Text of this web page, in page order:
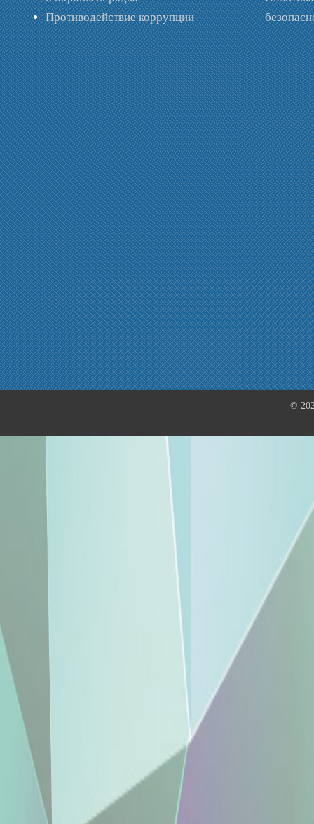
Противодействие коррупции
©